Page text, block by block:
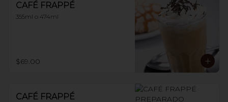
CAFÉ FRAPPÉ
355ml o 474ml
$69.00
CAFÉ FRAPPÉ